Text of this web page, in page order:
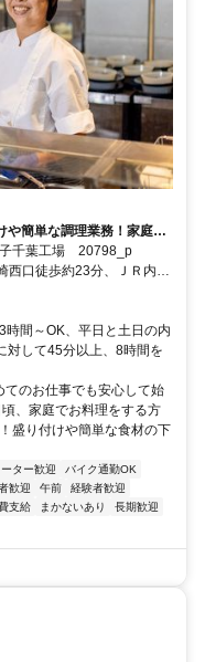
や簡単な調理業務！家庭の
千葉工場 20798_p
西口徒歩約23分、ＪＲ内房
内房線/ＪＲ総武本線 袖ヶ
間～OK、平日と土日の内
対して45分以上、8時間を
のお仕事でも安心して始
、家庭でお料理をする方
盛り付けや簡単な食材の下
ター歓迎
バイク通勤OK
歓迎 午前
経験者歓迎
支給 まかないあり
長期歓迎